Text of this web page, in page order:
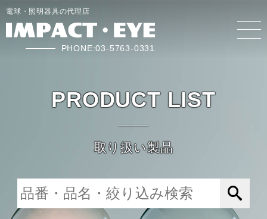
電球・照明器具の代理店
PHONE:03-5763-0331
PRODUCT LIST
取り扱い製品